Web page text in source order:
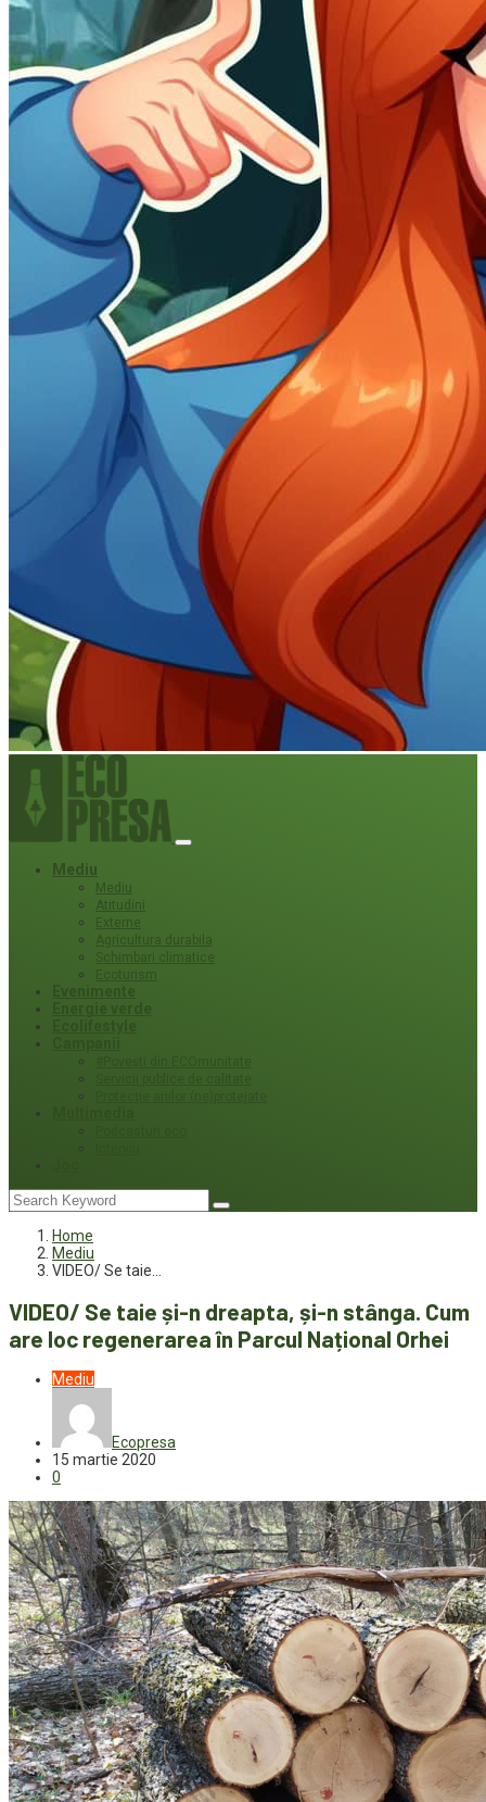
Mediu
Mediu
Atitudini
Externe
Agricultura durabila
Schimbari climatice
Ecoturism
Home
Mediu
VIDEO/ Se taie…
VIDEO/ Se taie și-n dreapta, și-n stânga. Cum
are loc regenerarea în Parcul Național Orhei
Mediu
Ecopresa
15 martie 2020
0